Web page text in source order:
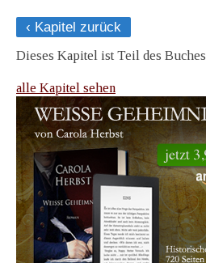
‹ Kapitel zurück
Dieses Kapitel ist Teil des Buches
alle Kapitel sehen